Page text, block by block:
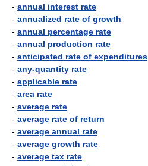
- annual interest rate
- annualized rate of growth
- annual percentage rate
- annual production rate
- anticipated rate of expenditures
- any-quantity rate
- applicable rate
- area rate
- average rate
- average rate of return
- average annual rate
- average growth rate
- average tax rate